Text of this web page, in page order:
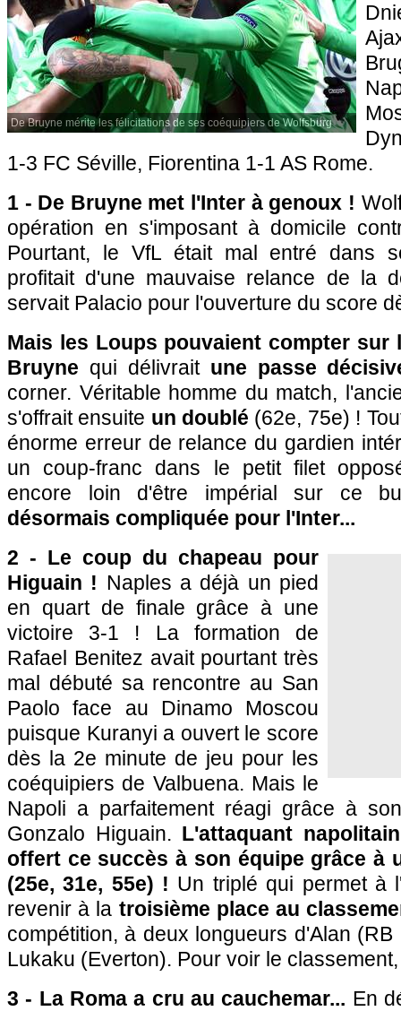
De Bruyne mérite les félicitations de ses coéquipiers de Wolfsburg
1-3 FC Séville, Fiorentina 1-1 AS Rome.
1 - De Bruyne met l'Inter à genoux !
opération en s'imposant à domicile
Pourtant, le VfL était mal entré dans
profitait d'une mauvaise relance de la
servait Palacio pour l'ouverture du score
Mais les Loups pouvaient compter sur
Bruyne qui délivrait une passe
corner. Véritable homme du match,
s'offrait ensuite un doublé (62e, 75e) !
énorme erreur de relance du gardien
un coup-franc dans le petit filet
encore loin d'être impérial sur ce
désormais compliquée pour l'Inter...
2 - Le coup du chapeau pour
Higuain ! Naples a déjà un pied
en quart de finale grâce à une
victoire 3-1 ! La formation de
Rafael Benitez avait pourtant très
mal débuté sa rencontre au San
Paolo face au Dinamo Moscou
puisque Kuranyi a ouvert le score
dès la 2e minute de jeu pour les
coéquipiers de Valbuena. Mais le
Napoli a parfaitement réagi grâce à
Gonzalo Higuain. L'attaquant
offert ce succès à son équipe grâce à
(25e, 31e, 55e) ! Un triplé qui permet à
revenir à la troisième place au
compétition, à deux longueurs d'Alan
Lukaku (Everton). Pour voir le
3 - La Roma a cru au cauchemar... En